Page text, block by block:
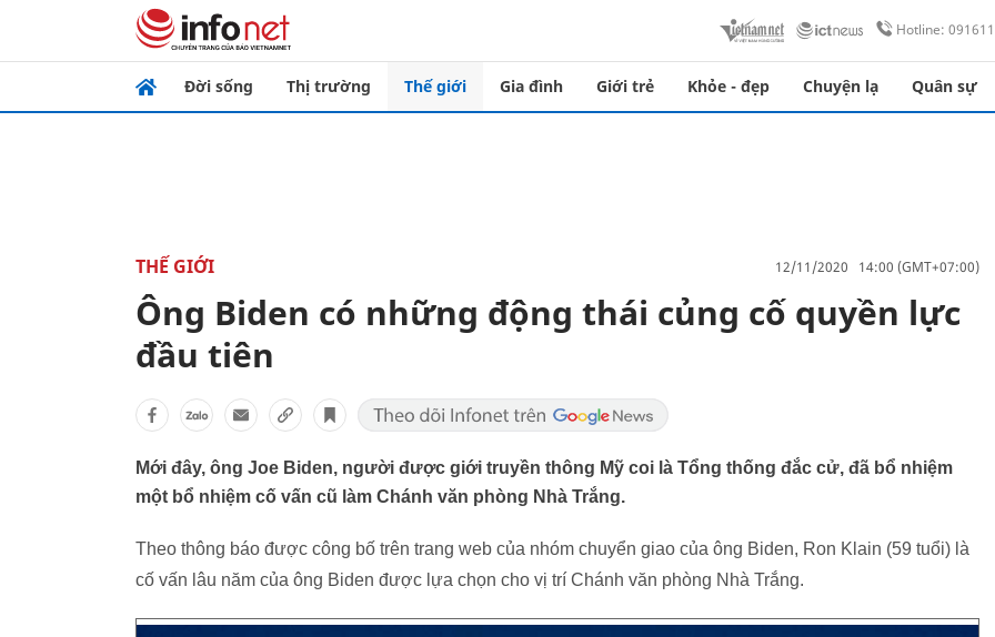
Hotline:
Đời sống Thị trường Thế giới Gia đình Giới trẻ Khỏe - đẹp Chuyện lạ Quân sự
THẾ GIỚI 12/11/2020 14:00 (GMT+07:00)
Ông Biden có những động thái củng cố quyền lực
đầu tiên
Mới đây, ông Joe Biden, người được giới truyền thông Mỹ coi là Tổng thống đắc cử, đã bổ nhiệm
một bổ nhiệm cố vấn cũ làm Chánh văn phòng Nhà Trắng.
Theo thông báo được công bố trên trang web của nhóm chuyển giao của ông Biden, Ron Klain (59 tuổi) là
cố vấn lâu năm của ông Biden được lựa chọn cho vị trí Chánh văn phòng Nhà Trắng.